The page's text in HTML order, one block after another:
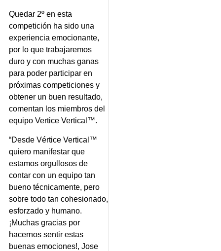
Quedar 2º en esta
competición ha sido una
experiencia emocionante,
por lo que trabajaremos
duro y con muchas ganas
para poder participar en
próximas competiciones y
obtener un buen resultado,
comentan los miembros del
equipo Vertice Vertical™.
“Desde Vértice Vertical™
quiero manifestar que
estamos orgullosos de
contar con un equipo tan
bueno técnicamente, pero
sobre todo tan cohesionado,
esforzado y humano.
¡Muchas gracias por
hacernos sentir estas
buenas emociones!, Jose